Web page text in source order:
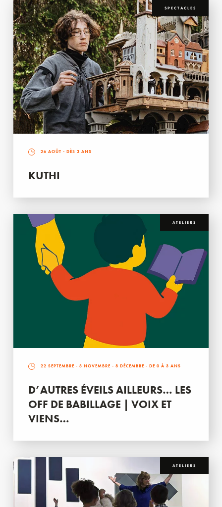
SPECTACLES
26 AOÛT - DÈS 3 ANS
KUTHI
ATELIERS
22 SEPTEMBRE - 3 NOVEMBRE - 8 DÉCEMBRE - DE 0 À 3 ANS
D’AUTRES ÉVEILS AILLEURS… LES
OFF DE BABILLAGE | VOIX ET
VIENS…
ATELIERS